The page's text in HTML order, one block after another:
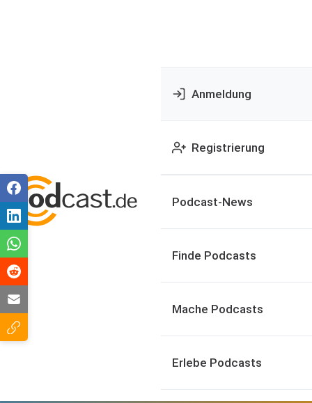
Anmeldung
Registrierung
Podcast-News
Finde Podcasts
Mache Podcasts
Erlebe Podcasts